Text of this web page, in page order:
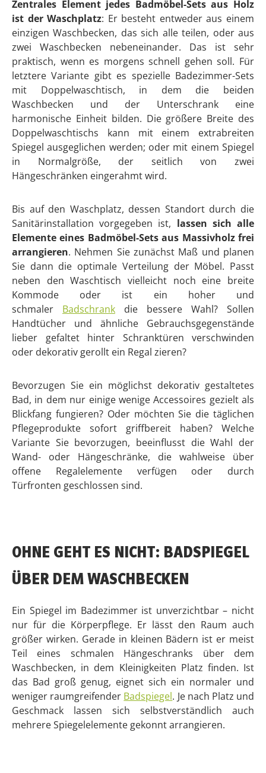
Durchschnittliche Bewertung von 5 von 5 Sternen
689,00 €
1-3 Werktage *
Der Kauf einer kompletten Badkombination ist bei
massivum nicht nurgünstiger als der Einzelkauf. Er
hat noch einen weiteren großen Vorteil: Da es
sparen Sie sich die zeitraubende Recherche nach
passenden Einzelmöbeln. Wie umfangreich ein
Badmöbel-Set aus Holz ausfallen darf, hängt natürlich
von der Größe des Badezimmers ab. Eine kleine
Badkombination aus Waschbeckenunterschrank,
Spiegel- und Hängeschrank passt selbst in die kleinste
Großstadtwohnung. Ist das Bad groß genug, darf es
auch ein hoher Wandschrank mit oder ohne Vitrinen-
und Regalelemente sein, beispielsweise in
Handtücher, Badetücher, Pflegeprodukte, Kosmetika
UNSERE 5 TOP-TIPPS:
Einzelne Regale,Handtuchhalter und Wandhaken
für Handtücher und Vitrinen lockern ein
Badezimmer-Set aus Holz auf und lassen den
Raum größer wirken.
Vitrinen und Regale bringen schöne